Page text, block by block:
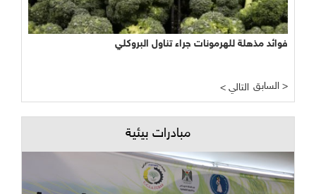
فوائد مذهلة للهرمونات جراء تناول البروكلي
< التالي السابق >
مبادرات بيئية